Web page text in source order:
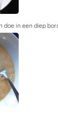
doe in een diep